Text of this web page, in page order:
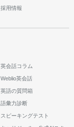
採用情報
英会話コラム
Weblio英会話
英語の質問箱
語彙力診断
スピーキングテスト